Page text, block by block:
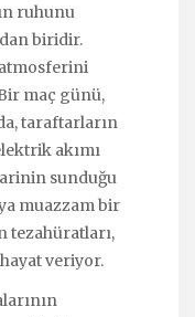
ruhunu
biridir.
maç günü,
taraftarların
akımı
sunduğu
muazzam bir
tezahüratları,
veriyor.